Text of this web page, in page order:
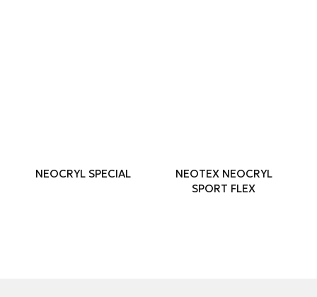
NEOCRYL SPECIAL
NEOTEX NEOCRYL
SPORT FLEX